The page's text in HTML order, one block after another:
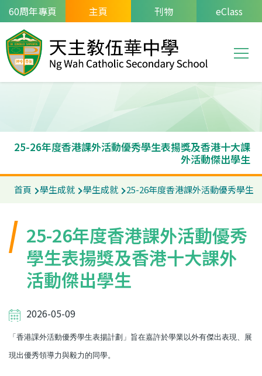
移至主內容
60周年專頁 主頁 刊物 eClass
Main
25-26年度香港課外活動優秀學生表揚獎及香港十大課
外活動傑出學生
導
連
結
首頁 學生成就 學生成就 25-26年度香港課外活動優秀學生
25-26年度香港課外活動優秀
學生表揚獎及香港十大課外
活動傑出學生
2026-05-09
「香港課外活動優秀學生表揚計劃」旨在嘉許於學業以外有傑出表現、展
現出優秀領導力與毅力的同學。